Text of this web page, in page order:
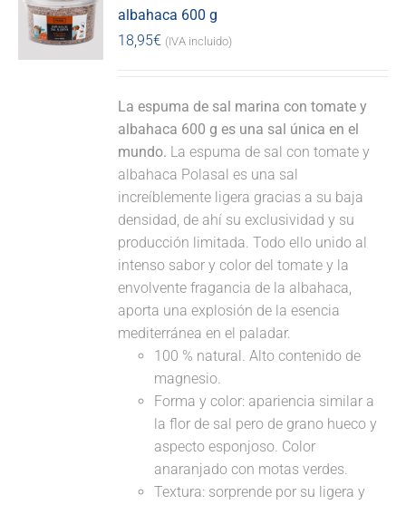
albahaca 600 g
18,95€ (IVA incluido)
La espuma de sal marina con tomate y
albahaca 600 g es una sal única en el
mundo. La espuma de sal con tomate y
albahaca Polasal es una sal
increíblemente ligera gracias a su baja
densidad, de ahí su exclusividad y su
producción limitada. Todo ello unido al
intenso sabor y color del tomate y la
envolvente fragancia de la albahaca,
aporta una explosión de la esencia
mediterránea en el paladar.
100 % natural. Alto contenido de
magnesio.
Forma y color: apariencia similar a
la flor de sal pero de grano hueco y
aspecto esponjoso. Color
anaranjado con motas verdes.
Textura: sorprende por su ligera y